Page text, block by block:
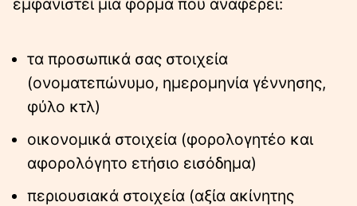
τα προσωπικά σας στοιχεία
(ονοματεπώνυμο, ημερομηνία γέννησης,
φύλο κτλ)
οικονομικά στοιχεία (φορολογητέο και
αφορολόγητο ετήσιο εισόδημα)
περιουσιακά στοιχεία (αξία ακίνητης